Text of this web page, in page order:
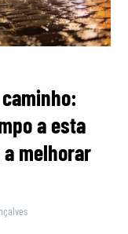
a esta
melhorar